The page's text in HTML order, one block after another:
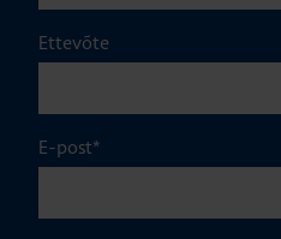
Ettevõte
E-post*